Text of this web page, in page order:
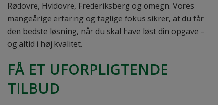
Rødovre, Hvidovre, Frederiksberg og omegn. Vores
mangeårige erfaring og faglige fokus sikrer, at du får
den bedste løsning, når du skal have løst din opgave –
og altid i høj kvalitet.
FÅ ET UFORPLIGTENDE
TILBUD